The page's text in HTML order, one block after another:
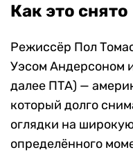
Как это снято
Режиссёр Пол
Уэсом Андерсоном
далее ПТА) —
который долго
оглядки на
определённого